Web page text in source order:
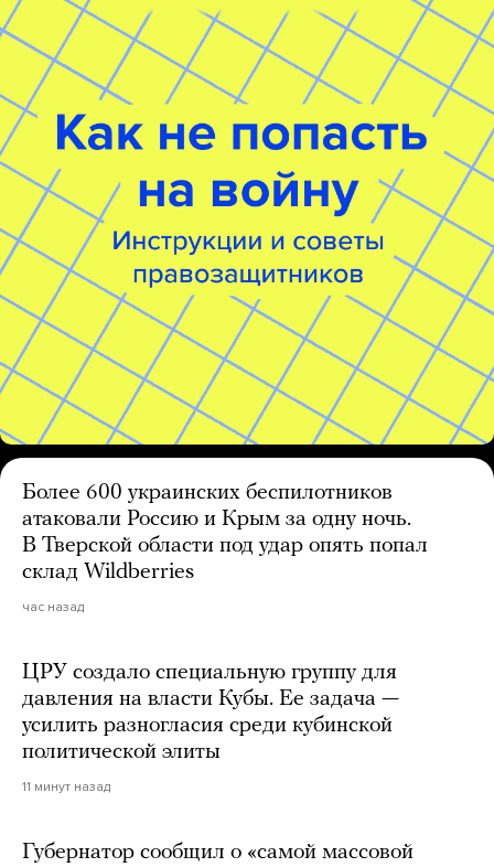
Более 600 украинских беспилотников
атаковали Россию и Крым за одну ночь.
В Тверской области под удар опять попал
склад Wildberries
час назад
ЦРУ создало специальную группу для
давления на власти Кубы. Ее задача —
усилить разногласия среди кубинской
политической элиты
11 минут назад
Губернатор сообщил о «самой массовой